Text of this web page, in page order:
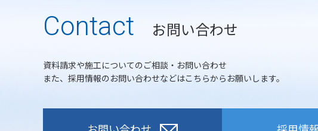
Contact お問い合わせ
資料請求や施工についてのご相談・お問い合わせ
また、採用情報のお問い合わせなどはこちらからお願いします。